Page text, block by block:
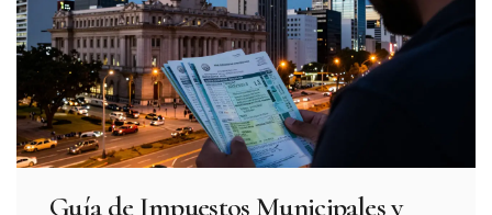
Guía de Impuestos Municipales y